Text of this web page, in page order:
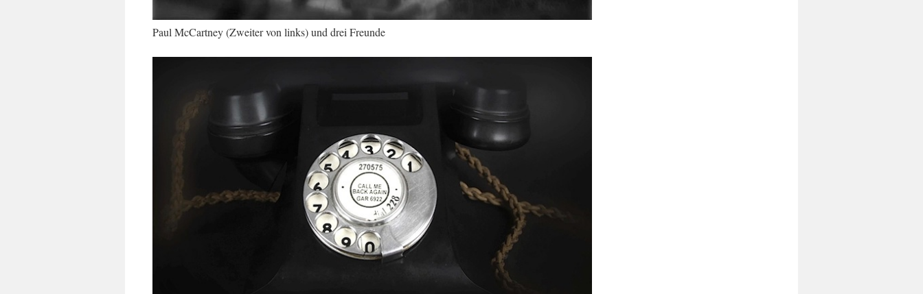
Paul McCartney (Zweiter von links) und drei Freunde